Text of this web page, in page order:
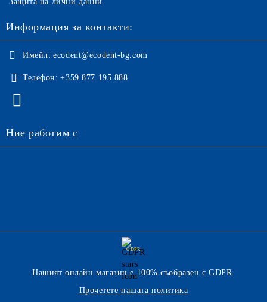
Информация за контакти:
Имейл: ecodent@ecodent-bg.com
Телефон: +359 877 195 888
Ние работим с
GDPR
Нашият онлайн магазин е 100% съобразен с GDPR.
Прочетете нашата политика